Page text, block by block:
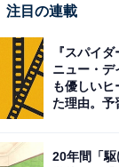
きに使われます
り上げが下がる
注目の連載
『スパイ
ニュー・デ
も優しいヒ
た理由。予
20年間「